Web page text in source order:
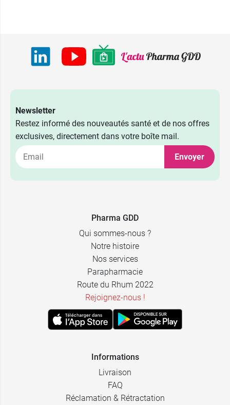
Newsletter
Restez informé des nouveautés santé et de nos offres
exclusives, directement dans votre boîte mail.
Envoyer
Pharma GDD
Qui sommes-nous ?
Notre histoire
Nos services
Parapharmacie
Route du Rhum 2022
Rejoignez-nous !
Informations
Livraison
FAQ
Réclamation & Rétractation